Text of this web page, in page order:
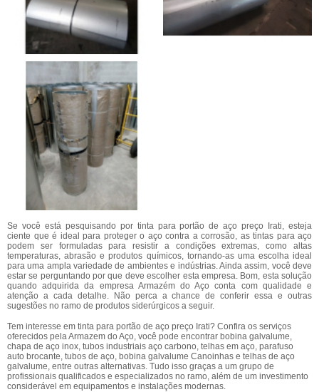
Se você está pesquisando por tinta para portão de aço preço Irati, esteja
ciente que é ideal para proteger o aço contra a corrosão, as tintas para aço
podem ser formuladas para resistir a condições extremas, como altas
temperaturas, abrasão e produtos químicos, tornando-as uma escolha ideal
para uma ampla variedade de ambientes e indústrias. Ainda assim, você deve
estar se perguntando por que deve escolher esta empresa. Bom, esta solução
quando adquirida da empresa Armazém do Aço conta com qualidade e
atenção a cada detalhe. Não perca a chance de conferir essa e outras
sugestões no ramo de produtos siderúrgicos a seguir.
Tem interesse em tinta para portão de aço preço Irati? Confira os serviços
oferecidos pela Armazem do Aço, você pode encontrar bobina galvalume,
chapa de aço inox, tubos industriais aço carbono, telhas em aço, parafuso
auto brocante, tubos de aço, bobina galvalume Canoinhas e telhas de aço
galvalume, entre outras alternativas. Tudo isso graças a um grupo de
profissionais qualificados e especializados no ramo, além de um investimento
considerável em equipamentos e instalações modernas.